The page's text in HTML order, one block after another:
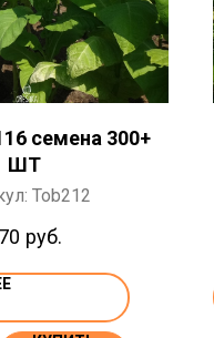
семена 300+
ШТ
Tob212
руб.